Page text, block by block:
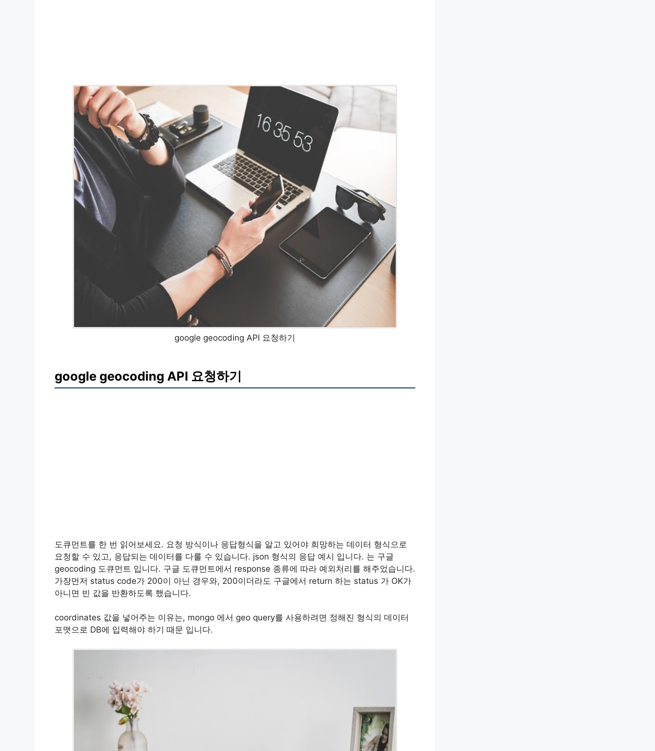
google geocoding API 요청하기
google geocoding API 요청하기
도큐먼트를 한 번 읽어보세요. 요청 방식이나 응답형식을 알고 있어야 희망하는 데이터 형식으로
요청할 수 있고, 응답되는 데이터를 다룰 수 있습니다. json 형식의 응답 예시 입니다. 는 구글
geocoding 도큐먼트 입니다. 구글 도큐먼트에서 response 종류에 따라 예외처리를 해주었습니다.
가장먼저 status code가 200이 아닌 경우와, 200이더라도 구글에서 return 하는 status 가 OK가
아니면 빈 값을 반환하도록 했습니다.
coordinates 값을 넣어주는 이유는, mongo 에서 geo query를 사용하려면 정해진 형식의 데이터
포맷으로 DB에 입력해야 하기 때문 입니다.